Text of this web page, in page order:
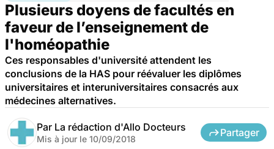
Plusieurs doyens de facultés en
faveur de l’enseignement de
l'homéopathie
Ces responsables d'université attendent les
conclusions de la HAS pour réévaluer les diplômes
universitaires et interuniversitaires consacrés aux
médecines alternatives.
Par La rédaction d'Allo Docteurs
Mis à jour le 10/09/2018
Partager